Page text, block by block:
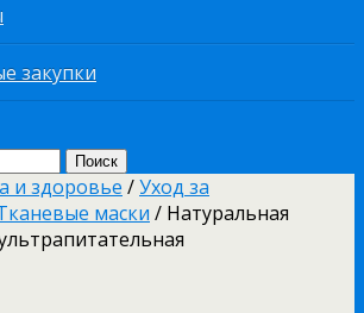
закупки
и здоровье /Уход за
маски / Натуральная